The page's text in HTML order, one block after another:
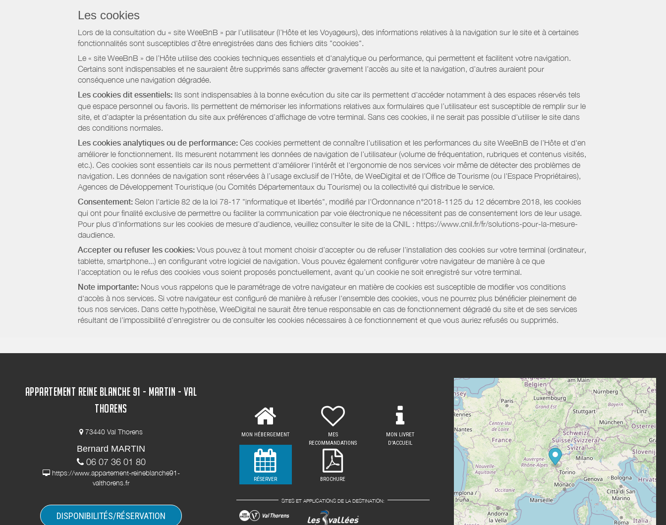
Les cookies
Lors de la consultation du « site WeeBnB » par l’utilisateur (l’Hôte et les Voyageurs), des informations relatives à la navigation sur le site et à certaines
fonctionnalités sont susceptibles d'être enregistrées dans des fichiers dits "cookies".
Le « site WeeBnB » de l’Hôte utilise des cookies techniques essentiels et d'analytique ou performance, qui permettent et facilitent votre navigation.
Certains sont indispensables et ne sauraient être supprimés sans affecter gravement l’accès au site et la navigation, d’autres auraient pour
conséquence une navigation dégradée.
Les cookies dit essentiels: Ils sont indispensables à la bonne exécution du site car ils permettent d'accéder notamment à des espaces réservés tels
que espace personnel ou favoris. Ils permettent de mémoriser les informations relatives aux formulaires que l’utilisateur est susceptible de remplir sur le
site, et d’adapter la présentation du site aux préférences d’affichage de votre terminal. Sans ces cookies, il ne serait pas possible d'utiliser le site dans
des conditions normales.
Les cookies analytiques ou de performance: Ces cookies permettent de connaître l'utilisation et les performances du site WeeBnB de l’Hôte et d'en
améliorer le fonctionnement. Ils mesurent notamment les données de navigation de l’utilisateur (volume de fréquentation, rubriques et contenus visités,
etc.). Ces cookies sont essentiels car ils nous permettent d'améliorer l'intérêt et l'ergonomie de nos services voir même de détecter des problèmes de
navigation. Les données de navigation sont réservées à l’usage exclusif de l’Hôte, de WeeDigital et de l’Office de Tourisme (ou l'Espace Propriétaires),
Agences de Développement Touristique (ou Comités Départementaux du Tourisme) ou la collectivité qui distribue le service.
Consentement: Selon l'article 82 de la loi 78-17 "informatique et libertés", modifié par l'Ordonnance n°2018-1125 du 12 décembre 2018, les cookies
qui ont pour finalité exclusive de permettre ou faciliter la communication par voie électronique ne nécessitent pas de consentement lors de leur usage.
Pour plus d’informations sur les cookies de mesure d’audience, veuillez consulter le site de la CNIL : https://www.cnil.fr/fr/solutions-pour-la-mesure-
daudience.
Accepter ou refuser les cookies: Vous pouvez à tout moment choisir d’accepter ou de refuser l’installation des cookies sur votre terminal (ordinateur,
tablette, smartphone...) en configurant votre logiciel de navigation. Vous pouvez également configurer votre navigateur de manière à ce que
l’acceptation ou le refus des cookies vous soient proposés ponctuellement, avant qu’un cookie ne soit enregistré sur votre terminal.
Note importante: Nous vous rappelons que le paramétrage de votre navigateur en matière de cookies est susceptible de modifier vos conditions
d'accès à nos services. Si votre navigateur est configuré de manière à refuser l'ensemble des cookies, vous ne pourrez plus bénéficier pleinement de
tous nos services. Dans cette hypothèse, WeeDigital ne saurait être tenue responsable en cas de fonctionnement dégradé du site et de ses services
résultant de l’impossibilité d’enregistrer ou de consulter les cookies nécessaires à ce fonctionnement et que vous auriez refusés ou supprimés.
APPARTEMENT REINE BLANCHE 91 - MARTIN - VAL
THORENS
73440 Val Thorens
Bernard MARTIN
06 07 36 01 80
https://www.appartement-reineblanche91-
valthorens.fr
DISPONIBILITÉS/RÉSERVATION
MON HÉBERGEMENT
MES
RECOMMANDATIONS
MON LIVRET
D'ACCUEIL
RÉSERVER BROCHURE
SITES ET APPLICATIONS DE LA DESTINATION: